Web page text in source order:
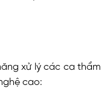
xử lý các ca thẩm
cao: